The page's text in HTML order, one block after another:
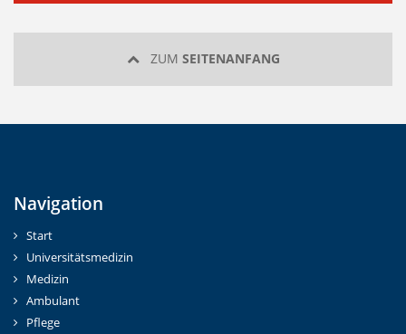
ZUM SEITENANFANG
Navigation
Start
Universitätsmedizin
Medizin
Ambulant
Pflege